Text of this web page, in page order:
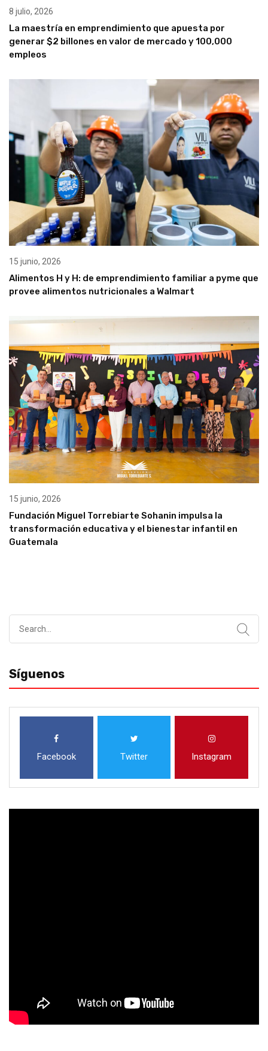
8 julio, 2026
La maestría en emprendimiento que apuesta por
generar $2 billones en valor de mercado y 100,000
empleos
15 junio, 2026
Alimentos H y H: de emprendimiento familiar a pyme que
provee alimentos nutricionales a Walmart
15 junio, 2026
Fundación Miguel Torrebiarte Sohanin impulsa la
transformación educativa y el bienestar infantil en
Guatemala
Síguenos
Facebook Twitter Instagram